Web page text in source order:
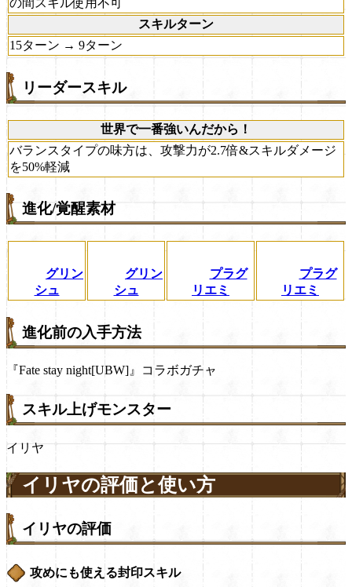
の間スキル使用不可
スキルターン
15ターン → 9ターン
リーダースキル
世界で一番強いんだから！
バランスタイプの味方は、攻撃力が2.7倍&スキルダメージ
を50%軽減
進化/覚醒素材
グリン
シュ
グリン
シュ
プラグ
リエミ
プラグ
リエミ
進化前の入手方法
『Fate stay night[UBW]』コラボガチャ
スキル上げモンスター
イリヤ
イリヤの評価と使い方
イリヤの評価
攻めにも使える封印スキル